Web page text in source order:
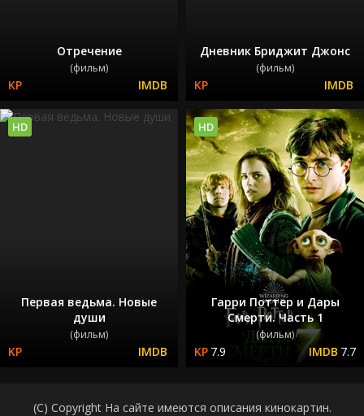
Отречение
(фильм)
Дневник Бриджит Джонс
(фильм)
Первая ведьма. Новые
души
(фильм)
HD
Гарри Поттер и Дары
Смерти. Часть 1
(фильм)
7.9 7.7
HD
(C) Copyright На сайте имеются описания кинокартин.